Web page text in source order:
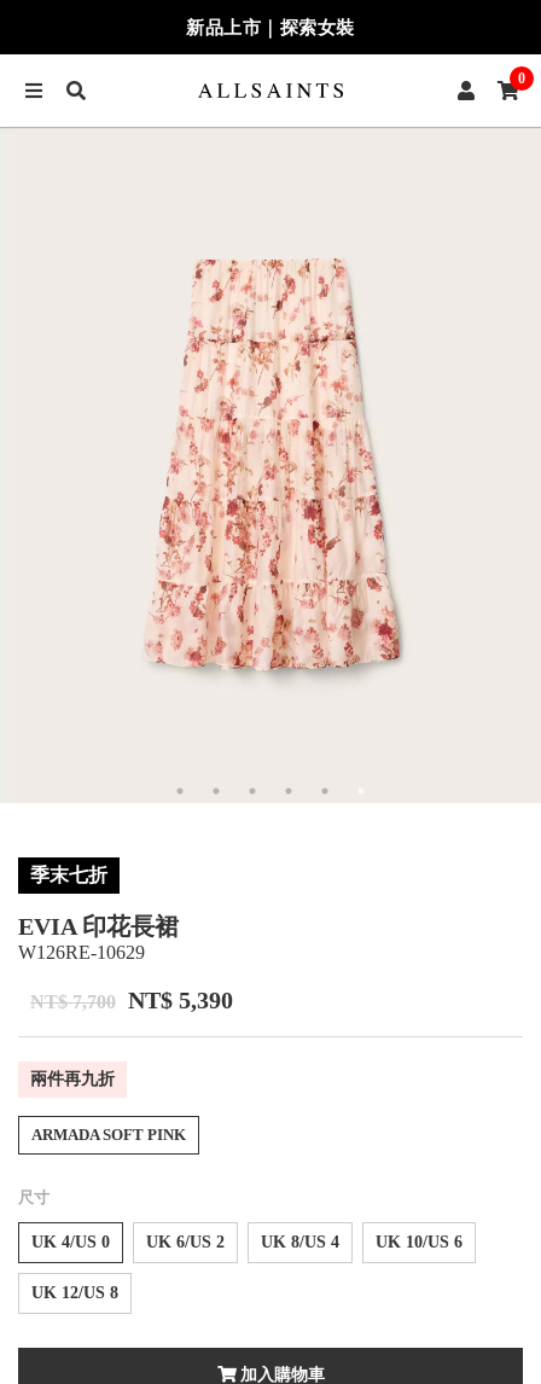
新品上市｜探索女裝
0
季末七折
EVIA 印花長裙
W126RE-10629
NT$ 7,700 NT$ 5,390
兩件再九折
ARMADA SOFT PINK
尺寸
UK 4/US 0 UK 6/US 2 UK 8/US 4 UK 10/US 6
UK 12/US 8
加入購物車